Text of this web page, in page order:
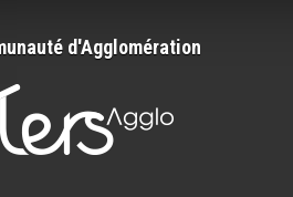
d'Agglomération